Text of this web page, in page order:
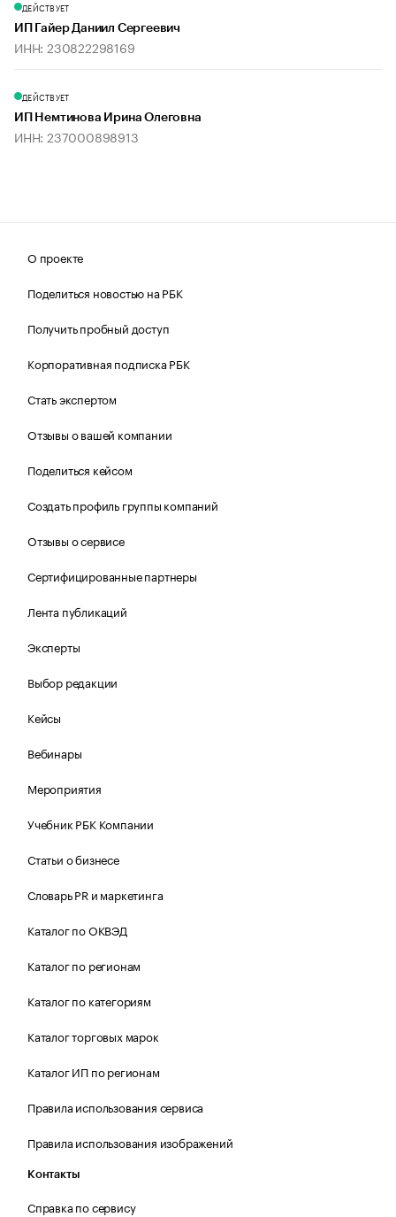
ДЕЙСТВУЕТ
ИП Гайер Даниил Сергеевич
ИНН: 230822298169
ДЕЙСТВУЕТ
ИП Немтинова Ирина Олеговна
ИНН: 237000898913
О проекте
Поделиться новостью на РБК
Получить пробный доступ
Корпоративная подписка РБК
Стать экспертом
Отзывы о вашей компании
Поделиться кейсом
Создать профиль группы компаний
Отзывы о сервисе
Сертифицированные партнеры
Лента публикаций
Эксперты
Выбор редакции
Кейсы
Вебинары
Мероприятия
Учебник РБК Компании
Статьи о бизнесе
Словарь PR и маркетинга
Каталог по ОКВЭД
Каталог по регионам
Каталог по категориям
Каталог торговых марок
Каталог ИП по регионам
Правила использования сервиса
Правила использования изображений
Контакты
Справка по сервису